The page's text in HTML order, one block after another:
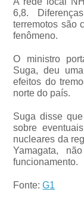
6,8.
terremotos são
fenômeno.
O ministro
Suga, deu
efeitos do
norte do país.
Suga disse
sobre
nucleares da
Yamagata,
funcionamento.
Fonte:G1